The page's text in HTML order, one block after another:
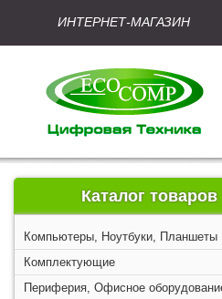
ИНТЕРНЕТ-МАГАЗИН
Каталог товаров
Компьютеры, Ноутбуки, Планшеты
Комплектующие
Периферия, Офисное